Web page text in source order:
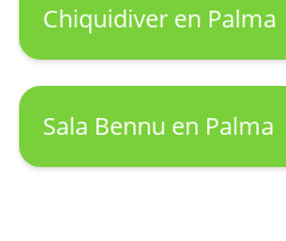
Chiquidiver en Palma
Sala Bennu en Palma